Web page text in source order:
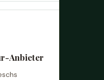
Anbieter